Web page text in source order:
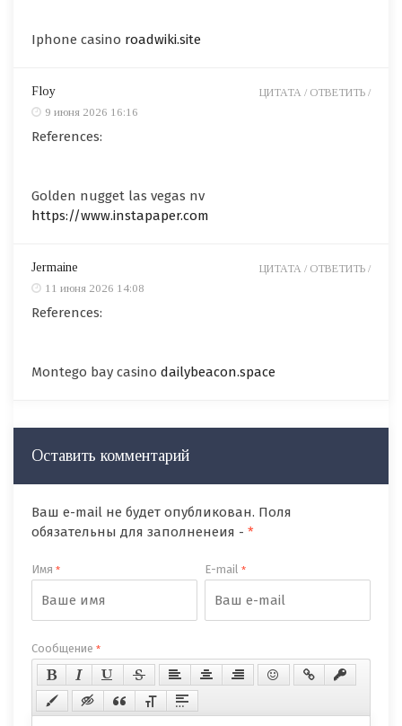
Iphone casino roadwiki.site
Floy
9 июня 2026 16:16
References:
Golden nugget las vegas nv
https://www.instapaper.com
ЦИТАТА / ОТВЕТИТЬ /
Jermaine
11 июня 2026 14:08
References:
Montego bay casino dailybeacon.space
ЦИТАТА / ОТВЕТИТЬ /
Оставить комментарий
Ваш e-mail не будет опубликован. Поля
обязательны для заполненеия - *
Имя * E-mail*
Сообщение *